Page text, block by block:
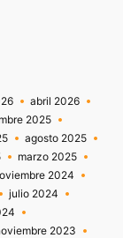
abril 2026
2025
agosto 2025
marzo 2025
2024
julio 2024
2023